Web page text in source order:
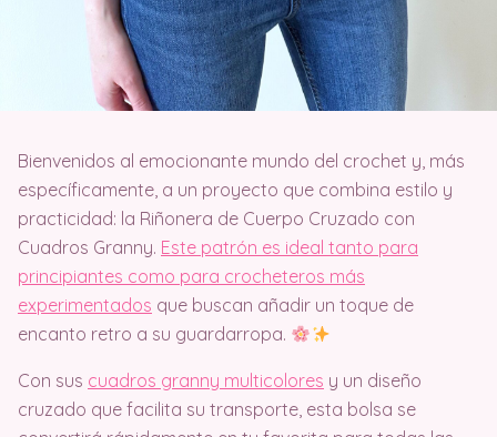
Bienvenidos al emocionante mundo del crochet y, más
específicamente, a un proyecto que combina estilo y
practicidad: la Riñonera de Cuerpo Cruzado con
Cuadros Granny. Este patrón es ideal tanto para
principiantes como para crocheteros más
experimentados que buscan añadir un toque de
encanto retro a su guardarropa.
Con sus cuadros granny multicolores y un diseño
cruzado que facilita su transporte, esta bolsa se